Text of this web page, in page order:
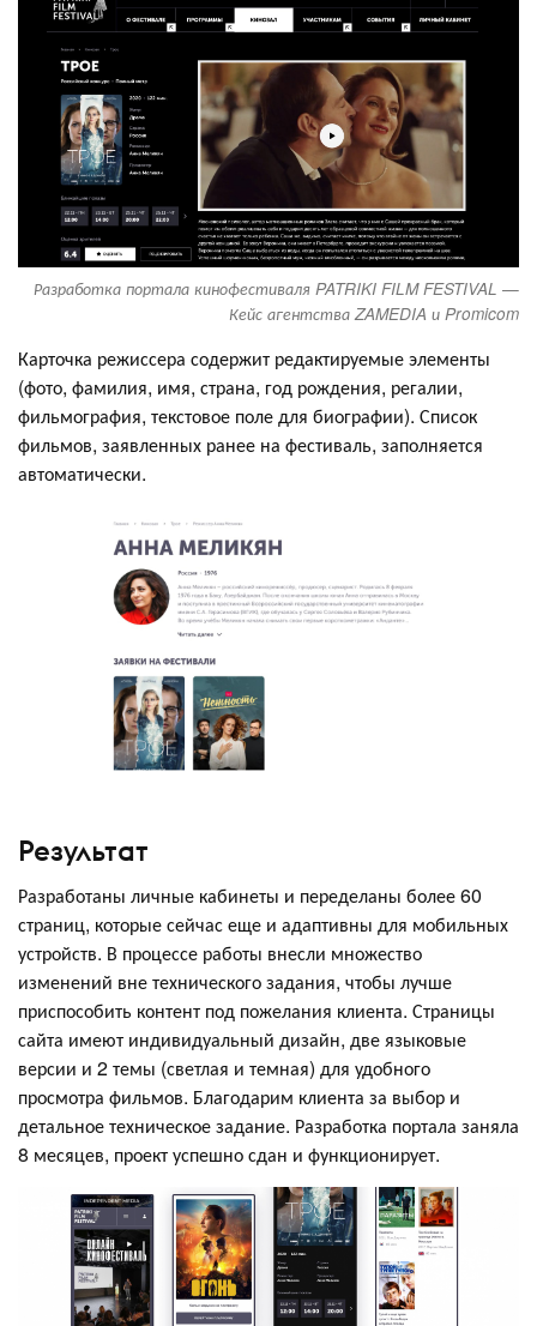
Разработка портала кинофестиваля PATRIKI FILM FESTIVAL —
Кейс агентства ZAMEDIA и Promicom
Карточка режиссера содержит редактируемые элементы
(фото, фамилия, имя, страна, год рождения, регалии,
фильмография, текстовое поле для биографии). Список
фильмов, заявленных ранее на фестиваль, заполняется
автоматически.
Результат
Разработаны личные кабинеты и переделаны более 60
страниц, которые сейчас еще и адаптивны для мобильных
устройств. В процессе работы внесли множество
изменений вне технического задания, чтобы лучше
приспособить контент под пожелания клиента. Страницы
сайта имеют индивидуальный дизайн, две языковые
версии и 2 темы (светлая и темная) для удобного
просмотра фильмов. Благодарим клиента за выбор и
детальное техническое задание. Разработка портала заняла
8 месяцев, проект успешно сдан и функционирует.